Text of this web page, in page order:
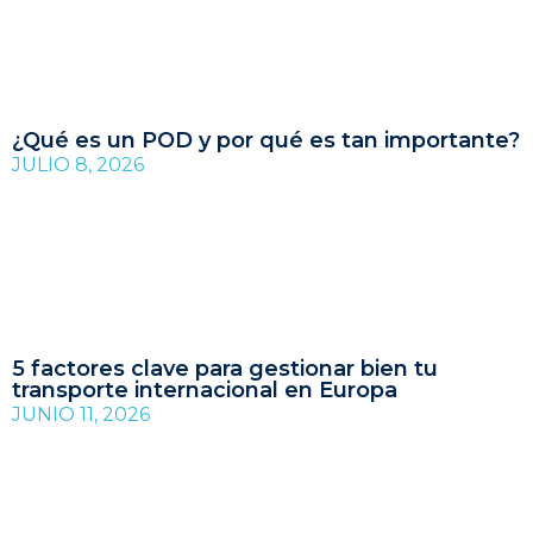
¿Qué es un POD y por qué es tan importante?
JULIO 8, 2026
5 factores clave para gestionar bien tu
transporte internacional en Europa
JUNIO 11, 2026